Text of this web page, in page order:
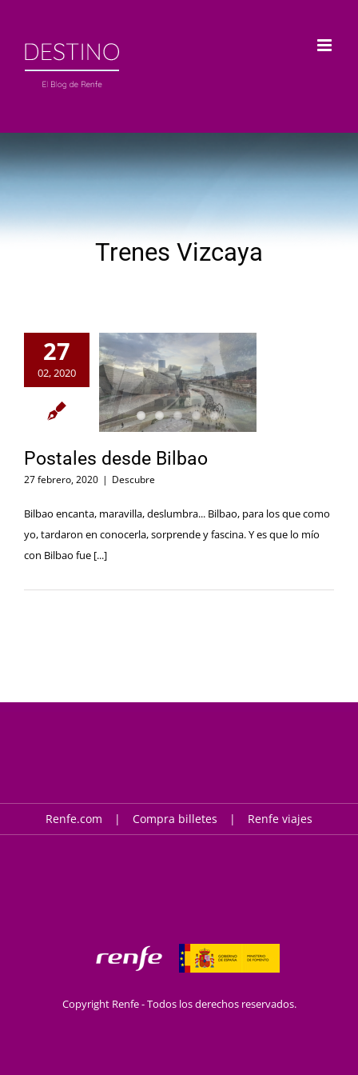
contenido
Trenes Vizcaya
27
02, 2020
Postales desde Bilbao
27 febrero, 2020 | Descubre
Bilbao encanta, maravilla, deslumbra... Bilbao, para los que como
yo, tardaron en conocerla, sorprende y fascina. Y es que lo mío
con Bilbao fue [...]
Renfe.com Compra billetes Renfe viajes
Copyright Renfe - Todos los derechos reservados.